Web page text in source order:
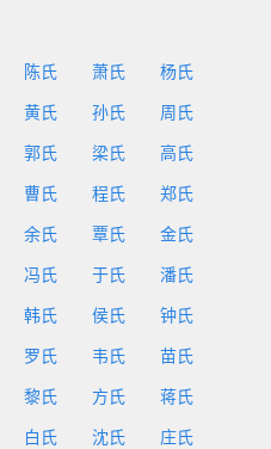
陈氏 萧氏 杨氏
黄氏 孙氏 周氏
郭氏 梁氏 高氏
曹氏 程氏 郑氏
余氏 覃氏 金氏
冯氏 于氏 潘氏
韩氏 侯氏 钟氏
罗氏 韦氏 苗氏
黎氏 方氏 蒋氏
白氏 沈氏 庄氏